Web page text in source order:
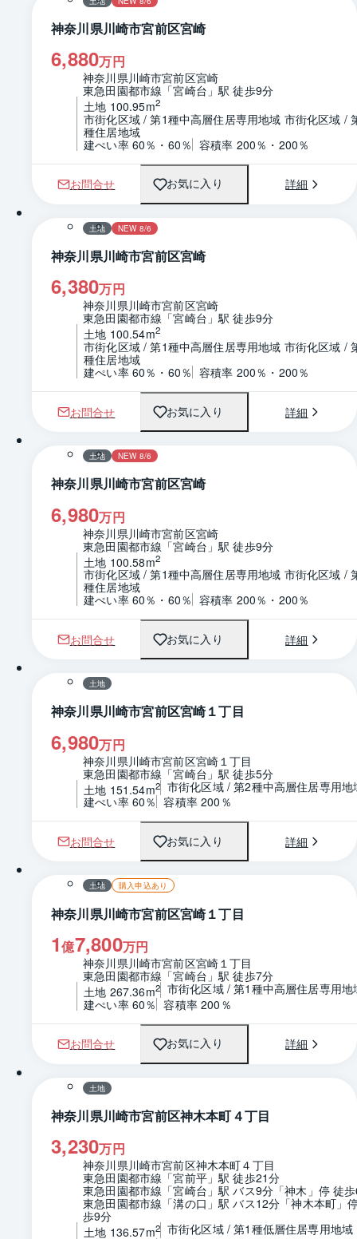
神奈川県川崎市宮前区宮崎
6,880万円
神奈川県川崎市宮前区宮崎
東急田園都市線「宮崎台」駅 徒歩9分
土地 100.95m2
市街化区域 / 第1種中高層住居専用地域 市街化区域 /
種住居地域
建ぺい率 60％・60％ 容積率 200％・200％
お問合せ お気に入り 詳細
1 / 0
土地 NEW 8/6
神奈川県川崎市宮前区宮崎
6,380万円
神奈川県川崎市宮前区宮崎
東急田園都市線「宮崎台」駅 徒歩9分
土地 100.54m2
市街化区域 / 第1種中高層住居専用地域 市街化区域 /
種住居地域
建ぺい率 60％・60％ 容積率 200％・200％
お問合せ お気に入り 詳細
1 / 0
土地 NEW 8/6
神奈川県川崎市宮前区宮崎
6,980万円
神奈川県川崎市宮前区宮崎
東急田園都市線「宮崎台」駅 徒歩9分
土地 100.58m2
市街化区域 / 第1種中高層住居専用地域 市街化区域 /
種住居地域
建ぺい率 60％・60％ 容積率 200％・200％
お問合せ お気に入り 詳細
1 / 0 区画図
土地
神奈川県川崎市宮前区宮崎１丁目
6,980万円
神奈川県川崎市宮前区宮崎１丁目
東急田園都市線「宮崎台」駅 徒歩5分
土地 151.54m2 市街化区域 / 第2種中高層住居専用地
建ぺい率 60％ 容積率 200％
お問合せ お気に入り 詳細
1 / 0 区画図
土地 購入申込あり
神奈川県川崎市宮前区宮崎１丁目
1億7,800万円
神奈川県川崎市宮前区宮崎１丁目
東急田園都市線「宮崎台」駅 徒歩7分
土地 267.36m2 市街化区域 / 第1種中高層住居専用地
建ぺい率 60％ 容積率 200％
お問合せ お気に入り 詳細
1 / 0 区画図
土地
神奈川県川崎市宮前区神木本町４丁目
3,230万円
神奈川県川崎市宮前区神木本町４丁目
東急田園都市線「宮前平」駅 徒歩21分
東急田園都市線「宮崎台」駅 バス9分「神木」停 徒
東急田園都市線「溝の口」駅 バス12分「神木本町」
歩9分
土地 136.57m2 市街化区域 / 第1種低層住居専用地域